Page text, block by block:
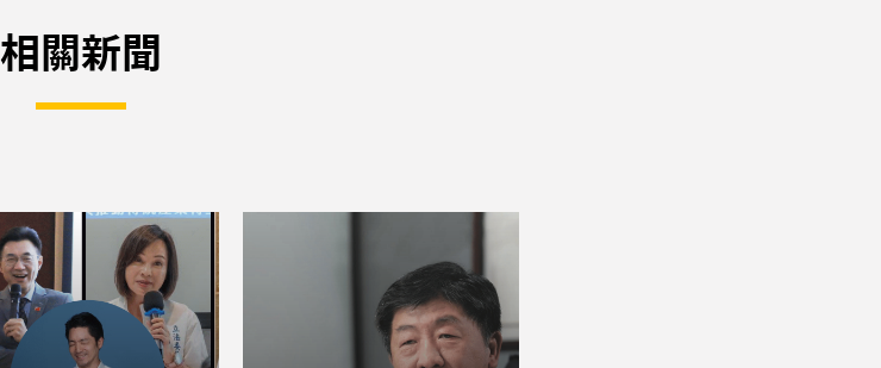
相關新聞